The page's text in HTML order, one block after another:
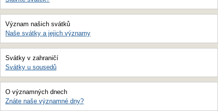
Význam našich svátků
Naše svátky a jejich významy
Svátky v zahraničí
Svátky u sousedů
O významných dnech
Znáte naše významné dny?